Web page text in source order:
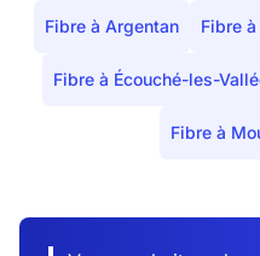
Fibre à Argentan Fibre
Fibre à Écouché-les-
Fibre à